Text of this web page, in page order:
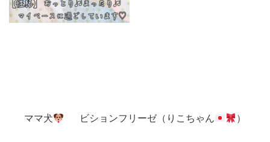
ママ犬 ビションフリーゼ（りこちゃん ）